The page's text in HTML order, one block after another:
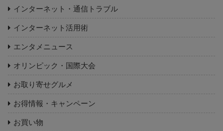
インターネット・通信トラブル
インターネット活用術
エンタメニュース
オリンピック・国際大会
お取り寄せグルメ
お得情報・キャンペーン
お買い物